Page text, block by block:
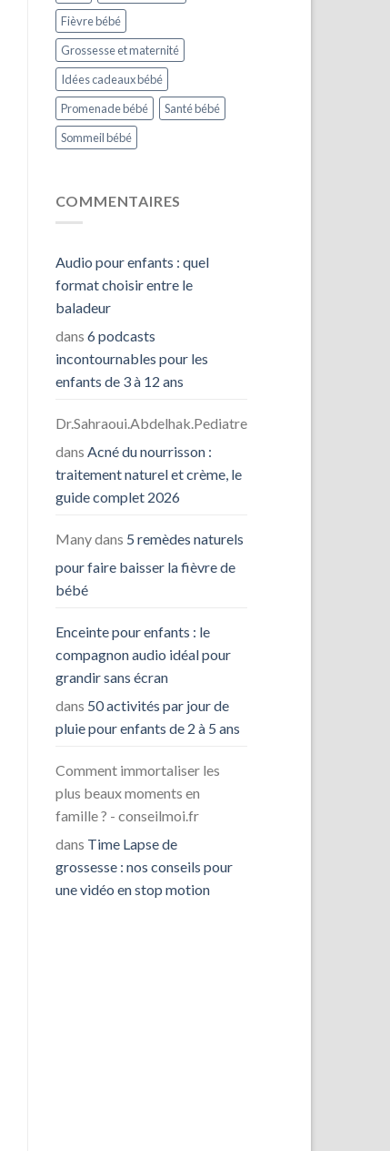
Fièvre bébé
Grossesse et maternité
Idées cadeaux bébé
Promenade bébé
Santé bébé
Sommeil bébé
COMMENTAIRES
Audio pour enfants : quel
format choisir entre le
baladeur
dans 6 podcasts
incontournables pour les
enfants de 3 à 12 ans
Dr.Sahraoui.Abdelhak.Pediatre
dans Acné du nourrisson :
traitement naturel et crème, le
guide complet 2026
Manydans 5 remèdes naturels
pour faire baisser la fièvre de
bébé
Enceinte pour enfants : le
compagnon audio idéal pour
grandir sans écran
dans 50 activités par jour de
pluie pour enfants de 2 à 5 ans
Comment immortaliser les
plus beaux moments en
famille ? - conseilmoi.fr
dans Time Lapse de
grossesse : nos conseils pour
une vidéo en stop motion